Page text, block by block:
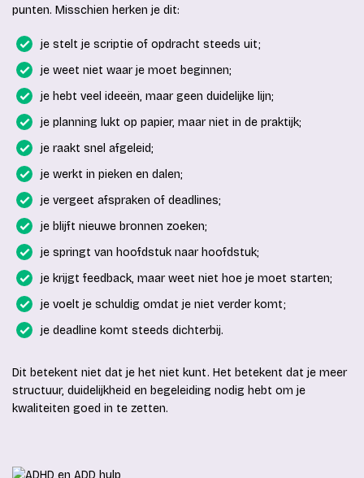
punten. Misschien herken je dit:
je stelt je scriptie of opdracht steeds uit;
je weet niet waar je moet beginnen;
je hebt veel ideeën, maar geen duidelijke lijn;
je planning lukt op papier, maar niet in de praktijk;
je raakt snel afgeleid;
je werkt in pieken en dalen;
je vergeet afspraken of deadlines;
je blijft nieuwe bronnen zoeken;
je springt van hoofdstuk naar hoofdstuk;
je krijgt feedback, maar weet niet hoe je moet starten;
je voelt je schuldig omdat je niet verder komt;
je deadline komt steeds dichterbij.
Dit betekent niet dat je het niet kunt. Het betekent dat je meer
structuur, duidelijkheid en begeleiding nodig hebt om je
kwaliteiten goed in te zetten.